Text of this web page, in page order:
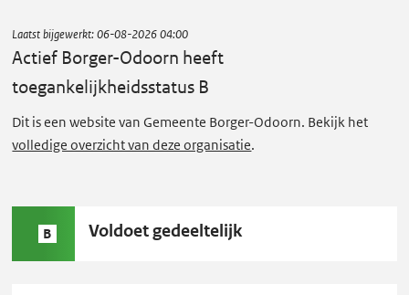
r
g
e
-
O
o
r
Laatst bijgewerkt:06-08-2026 04:00
Actief Borger-Odoorn heeft
toegankelijkheidsstatus B
Dit is een website van Gemeente Borger-Odoorn. Bekijk het
volledige overzicht van deze organisatie.
Status
Voldoet gedeeltelijk
B